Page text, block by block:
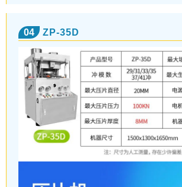
04 ZP-35D